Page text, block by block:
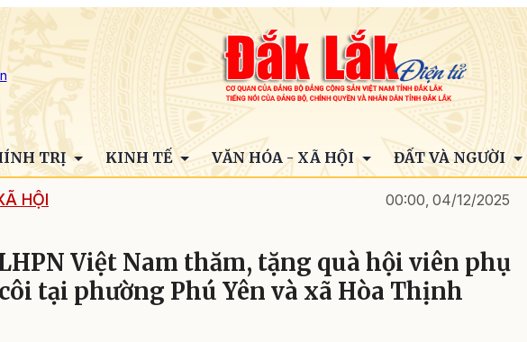
TRỊ KINH TẾ VĂN HÓA - XÃ HỘI ĐẤT VÀ NGƯỜI
HỘI 00:00, 04/12/2025
Việt Nam thăm, tặng quà hội viên phụ
tại phường Phú Yên và xã Hòa Thịnh